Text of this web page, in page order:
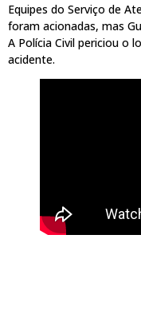
Equipes do Serviço de
foram acionadas, mas
A Polícia Civil periciou o
acidente.